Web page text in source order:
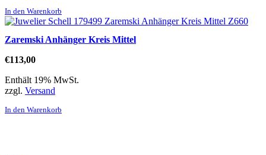
In den Warenkorb
Zaremski Anhänger Kreis Mittel
€113,00
Enthält 19% MwSt.
zzgl. Versand
In den Warenkorb